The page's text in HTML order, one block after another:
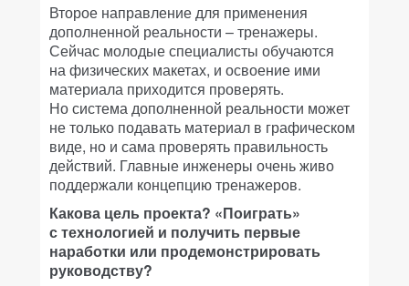
Второе направление для применения
дополненной реальности – тренажеры.
Сейчас молодые специалисты обучаются
на физических макетах, и освоение ими
материала приходится проверять.
Но система дополненной реальности может
не только подавать материал в графическом
виде, но и сама проверять правильность
действий. Главные инженеры очень живо
поддержали концепцию тренажеров.
Какова цель проекта? «Поиграть»
с технологией и получить первые
наработки или продемонстрировать
руководству?